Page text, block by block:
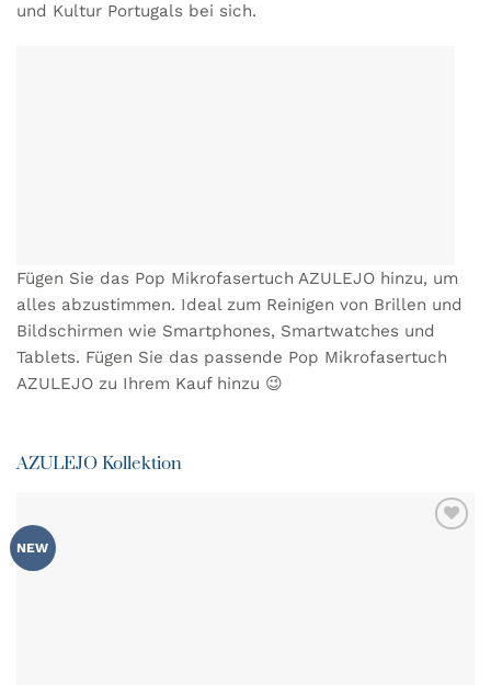
und Kultur Portugals bei sich.
Fügen Sie das Pop Mikrofasertuch AZULEJO hinzu, um
alles abzustimmen. Ideal zum Reinigen von Brillen und
Bildschirmen wie Smartphones, Smartwatches und
Tablets. Fügen Sie das passende Pop Mikrofasertuch
AZULEJO zu Ihrem Kauf hinzu 😉
AZULEJO Kollektion
NEW